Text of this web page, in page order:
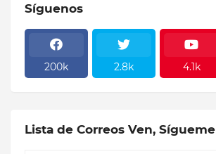
Síguenos
200k 2.8k 4.1k
Lista de Correos Ven, Sígueme